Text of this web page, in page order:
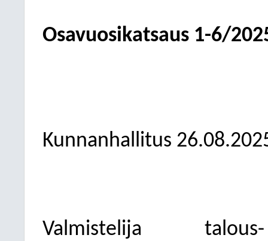
Osavuosikatsaus 1-6/
Kunnanhallitus
Valmistelija